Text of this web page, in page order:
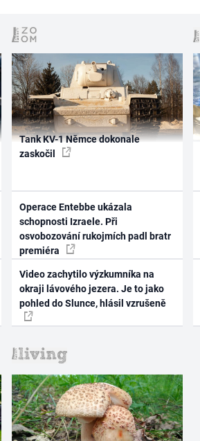
Tank KV-1 Němce dokonale
zaskočil
Operace Entebbe ukázala
schopnosti Izraele. Při
osvobozování rukojmích padl bratr
premiéra
Video zachytilo výzkumníka na
okraji lávového jezera. Je to jako
pohled do Slunce, hlásil vzrušeně